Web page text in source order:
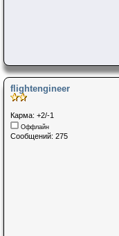
flightengineer
Карма: +2/-1
Оффлайн
Сообщений: 275